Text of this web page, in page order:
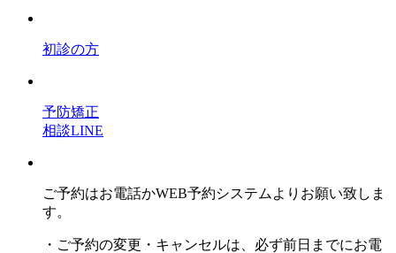
初診の方
予防矯正
相談LINE
ご予約はお電話かWEB予約システムよりお願い致しま
す。
・ご予約の変更・キャンセルは、必ず前日までにお電